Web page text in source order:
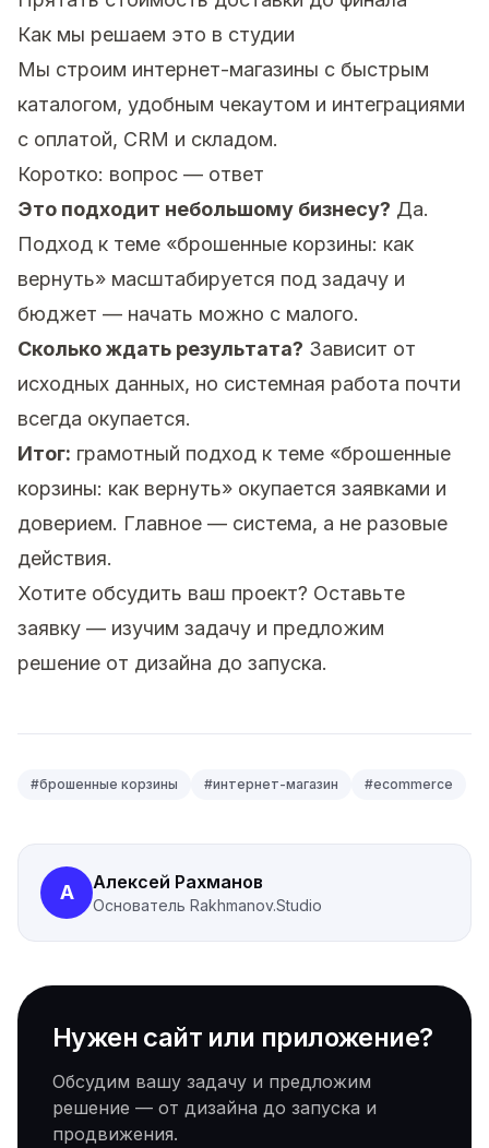
Как мы решаем это в студии
Мы строим интернет-магазины с быстрым
каталогом, удобным чекаутом и интеграциями
с оплатой, CRM и складом.
Коротко: вопрос — ответ
Это подходит небольшому бизнесу? Да.
Подход к теме «брошенные корзины: как
вернуть» масштабируется под задачу и
бюджет — начать можно с малого.
Сколько ждать результата? Зависит от
исходных данных, но системная работа почти
всегда окупается.
Итог: грамотный подход к теме «брошенные
корзины: как вернуть» окупается заявками и
доверием. Главное — система, а не разовые
действия.
Хотите обсудить ваш проект? Оставьте
заявку — изучим задачу и предложим
решение от дизайна до запуска.
#брошенные корзины #интернет-магазин #ecommerce
А Алексей Рахманов
Основатель Rakhmanov.Studio
Нужен сайт или приложение?
Обсудим вашу задачу и предложим
решение — от дизайна до запуска и
продвижения.